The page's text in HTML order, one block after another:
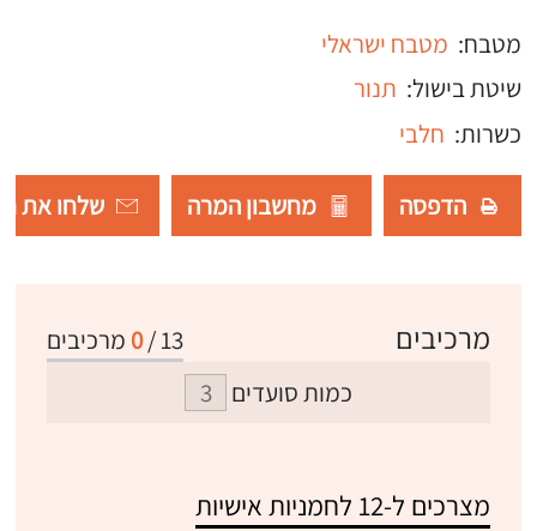
מטבח: מטבח ישראלי
שיטת בישול: תנור
כשרות: חלבי
הדפסה מחשבון המרה שלחו את
13
/
0 מרכיבים מרכיבים
כמות סועדים
מצרכים ל-12 לחמניות אישיות